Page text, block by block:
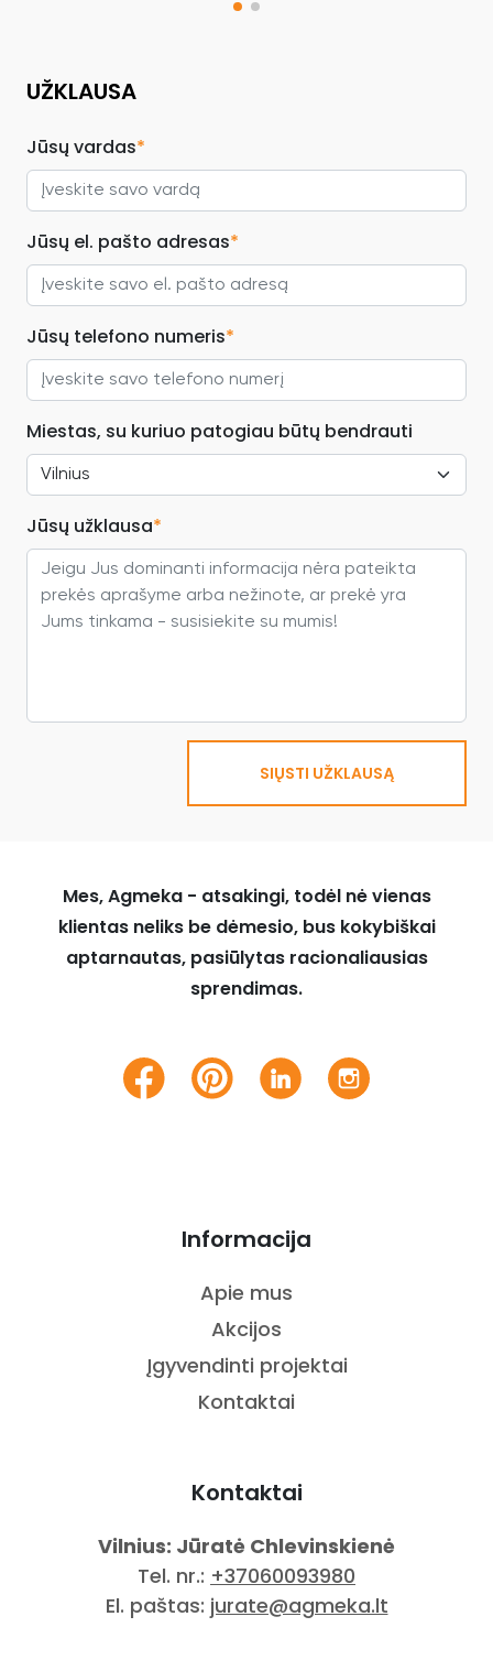
UŽKLAUSA
Jūsų vardas*
Jūsų el. pašto adresas*
Jūsų telefono numeris*
Miestas, su kuriuo patogiau būtų bendrauti
Jūsų užklausa*
SIŲSTI UŽKLAUSĄ
Mes, Agmeka - atsakingi, todėl nė vienas
klientas neliks be dėmesio, bus kokybiškai
aptarnautas, pasiūlytas racionaliausias
sprendimas.
Informacija
Apie mus
Akcijos
Įgyvendinti projektai
Kontaktai
Kontaktai
Vilnius: Jūratė Chlevinskienė
Tel. nr.: +37060093980
El. paštas: jurate@agmeka.lt